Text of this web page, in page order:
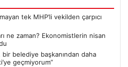
tek MHP’li vekilden çarpıcı
ne zaman? Ekonomistlerin nisan
bir belediye başkanından daha
geçmiyorum”